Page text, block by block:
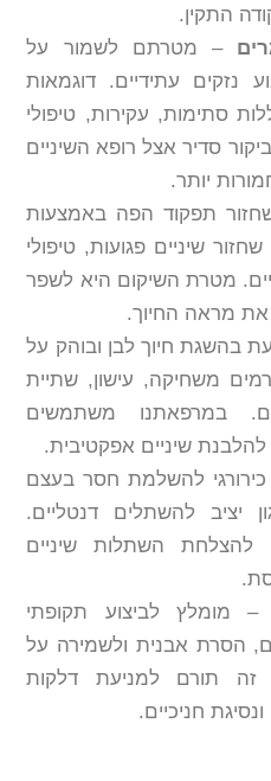
התקין.
– מטרתם לשמור על
נזקים עתידיים. דוגמאות
סתימות, עקירות, טיפולי
סדיר אצל רופא השיניים
יותר.
תפקוד הפה באמצעות
שיניים פגועות, טיפולי
מטרת השיקום היא לשפר
מראה החיוך.
בהשגת חיוך לבן ובוהק על
משחיקה, עישון, שתיית
במרפאתנו משתמשים
שיניים אפקטיבית.
כירורגי להשלמת חסר בעצם
יציב להשתלים דנטליים.
השתלות שיניים
מומלץ לביצוע תקופתי
הסרת אבנית ולשמירה על
זה תורם למניעת דלקות
חניכיים.